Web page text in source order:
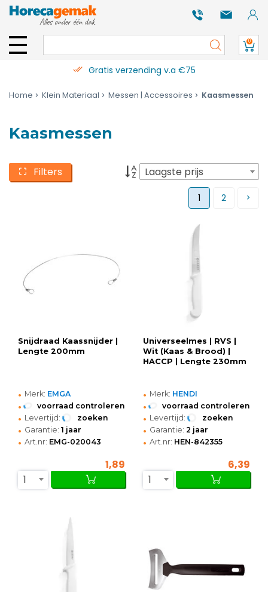
0
Gratis verzending v.a €75
Home Klein Materiaal Messen | Accessoires Kaasmessen
Kaasmessen
Filters Laagste prijs
1 2
Snijdraad Kaassnijder |
Lengte 200mm
• Merk: EMGA
• voorraad controleren
• Levertijd: zoeken
• Garantie: 1 jaar
• Art.nr: EMG-020043
1,89
1
Universeelmes | RVS |
Wit (Kaas & Brood) |
HACCP | Lengte 230mm
• Merk: HENDI
• voorraad controleren
• Levertijd: zoeken
• Garantie: 2 jaar
• Art.nr: HEN-842355
6,39
1